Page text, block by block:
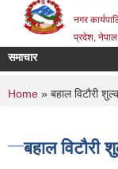
नगर
प्रदेश, नेपाल
समाचार
You are
Home » बहाल विटौरी
बहाल विटौरी